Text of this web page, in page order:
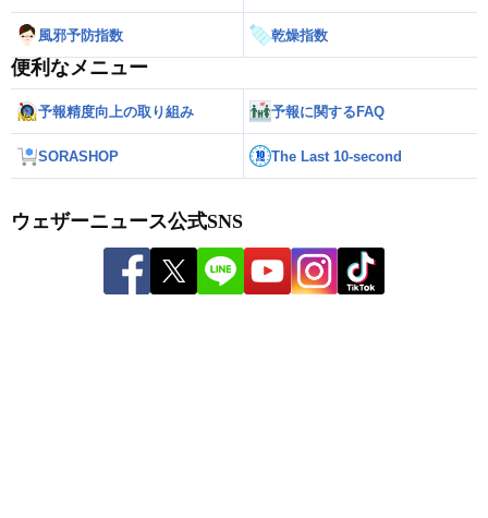
風邪予防指数 乾燥指数
便利なメニュー
予報精度向上の取り組み 予報に関するFAQ
SORASHOP The Last 10-second
ウェザーニュース公式SNS